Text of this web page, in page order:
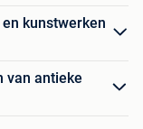
kunstwerken
van antieke